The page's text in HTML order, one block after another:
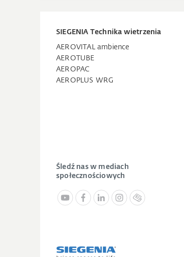
SIEGENIA Technika wietrzenia
AEROVITAL ambience
AEROTUBE
AEROPAC
AEROPLUS WRG
Śledź nas w mediach
społecznościowych